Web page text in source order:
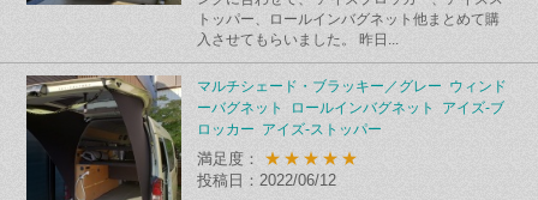
トッパー、ロールインバグネット他まとめて購
入させてもらいました。 昨日...
マルチシェード・ブラッキー／グレー ウィンド
ーバグネット ロールインバグネット アイズ-ブ
ロッカー アイズ-ストッパー
満足度： ★★★★★
投稿日：2022/06/12